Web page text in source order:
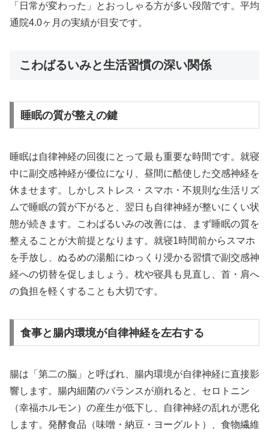
「日常が変わった」とおっしゃる方が多い段階です。平均
通院4.0ヶ月の実績が目安です。
こわばるいみと生活習慣の深い関係
睡眠の質が整えの鍵
睡眠は自律神経の回復にとって最も重要な時間です。就寝
中に副交感神経が優位になり、昼間に酷使した交感神経を
休ませます。しかしストレス・スマホ・不規則な生活リズ
ムで睡眠の質が下がると、翌日も自律神経が整いにくい状
態が続きます。こわばるいみの改善には、まず睡眠の質を
整えることが大前提となります。就寝1時間前からスマホ
を手放し、ぬるめの湯船にゆっくり浸かる習慣で副交感神
経への切替を促しましょう。枕や寝具も見直し、首・肩へ
の負担を軽くすることも大切です。
食事と腸内環境が自律神経を左右する
腸は「第二の脳」と呼ばれ、腸内環境が自律神経に直接影
響します。腸内細菌のバランスが崩れると、セロトニン
（幸福ホルモン）の産生が低下し、自律神経の乱れが悪化
します。発酵食品（味噌・納豆・ヨーグルト）、食物繊維